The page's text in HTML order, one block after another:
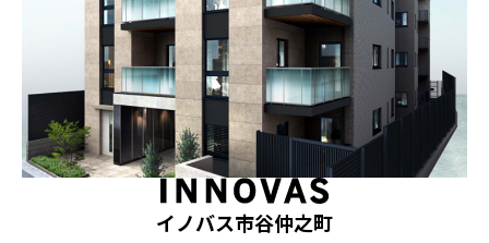
イノバス市谷仲之町